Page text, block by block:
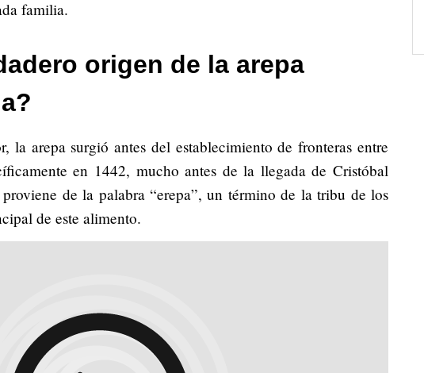
familia.
origen de la arepa
la arepa surgió antes del establecimiento de fronteras entre
en 1442, mucho antes de la llegada de Cristóbal
de la palabra “erepa”, un término de la tribu de los
de este alimento.